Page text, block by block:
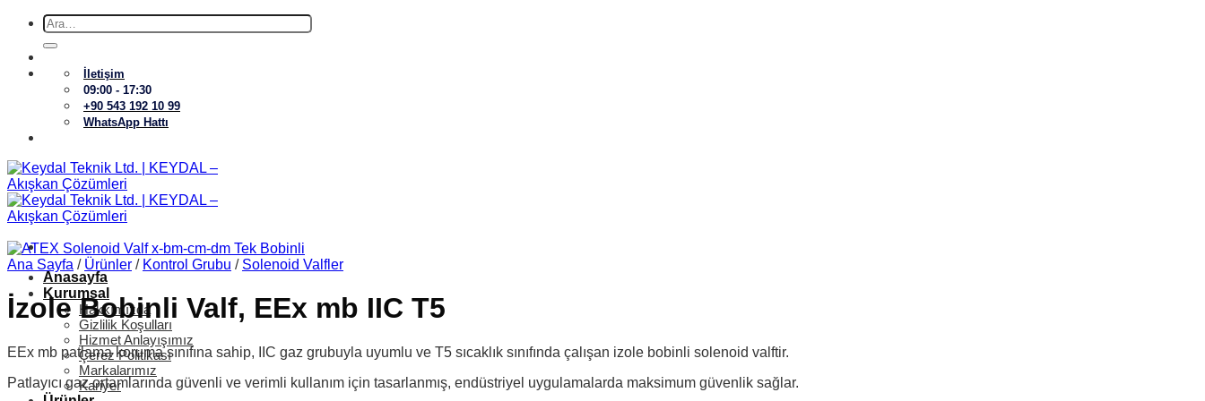
İçeriğeAra:
İletişim
09:00 - 17:30
+90 543 192 10 99
WhatsApp Hattı
Anasayfa
Kurumsal
Hakkımızda
Gizlilik Koşulları
Hizmet Anlayışımız
Çerez Politikası
Markalarımız
Kariyer
Ana Sayfa / Ürünler / Kontrol Grubu / Solenoid Valfler
İzole Bobinli Valf, EEx mb IIC T5
EEx mb patlama koruma sınıfına sahip, IIC gaz grubuyla uyumlu ve T5 sıcaklık sınıfında çalışan izole bobinli solenoid valftir.
Patlayıcı gaz ortamlarında güvenli ve verimli kullanım için tasarlanmış, endüstriyel uygulamalarda maksimum güvenlik sağlar.